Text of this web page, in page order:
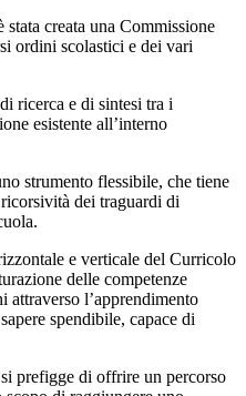
creata una Commissione
ordini scolastici e dei vari
ricerca e di sintesi tra i
esistente all’interno
strumento flessibile, che tiene
dei traguardi di
e verticale del Curricolo
delle competenze
attraverso l’apprendimento
spendibile, capace di
prefigge di offrire un percorso